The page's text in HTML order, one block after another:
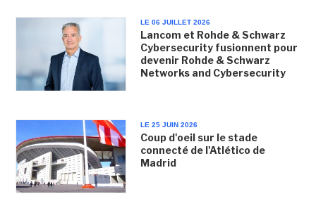
LE 06 JUILLET 2026
Lancom et Rohde & Schwarz
Cybersecurity fusionnent pour
devenir Rohde & Schwarz
Networks and Cybersecurity
LE 25 JUIN 2026
Coup d'oeil sur le stade
connecté de l'Atlético de
Madrid